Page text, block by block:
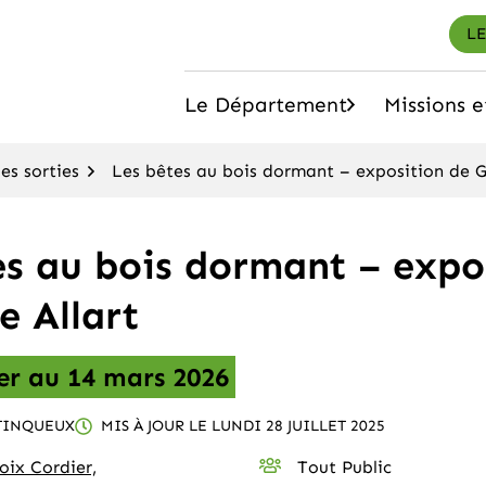
Le Département(ouvrir le sous-menu)
Missions
sorties Les bêtes au bois dormant – exposition de
au bois dormant –
Allart
au 14 mars 2026
MIS À JOUR LE LUNDI 28 JUILLET 2025
Cordier,
Tout Public